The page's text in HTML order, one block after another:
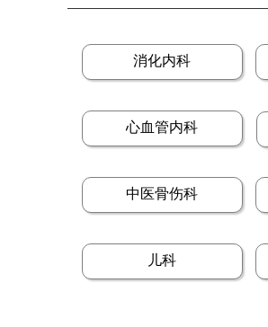
消化内科
心血管内科
中医骨伤科
儿科